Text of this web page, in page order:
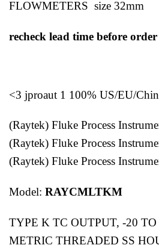
FLOWMETERS size 32mm
recheck lead time before order
<3 jproaut 1 100% US/EU/
(Raytek) Fluke Process
(Raytek) Fluke Process
(Raytek) Fluke Process
Model: RAYCMLTKM
TYPE K TC OUTPUT, -20
METRIC THREADED SS